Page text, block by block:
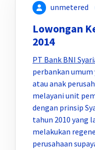
unmetered
Lowongan
2014
PT Bank BNI
perbankan
atau anak
melayani unit
dengan prinsip
tahun 2010 yang
melakukan
perusahaan